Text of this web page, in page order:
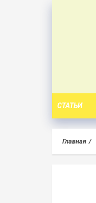
СТАТЬИ
Главная